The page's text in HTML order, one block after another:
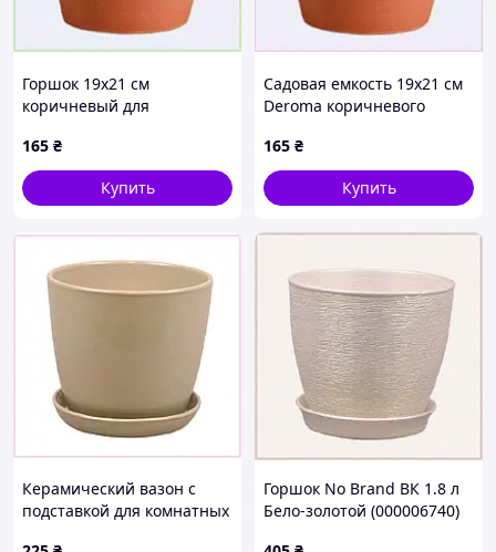
Горшок 19х21 см
коричневый для
3X5848B4P
165 ₴
Купить
Садовая емкость 19х21 см
Deroma коричневого
165 ₴
Купить
Керамический вазон с
подставкой для комнатных
Горшок No Brand ВК 1.8 л
Бело-золотой (000006740)